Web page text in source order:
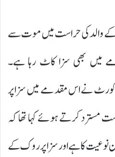
کے والد کی حراست میں موت سے
میں بھی سزا کاٹ رہا ہے۔
ہائی کورٹ نے اس مقدمے میں سزا پر
مسترد کرتے ہوئے کہا تھا کہ
نوعیت کا ہے اور سزا پر روک کے